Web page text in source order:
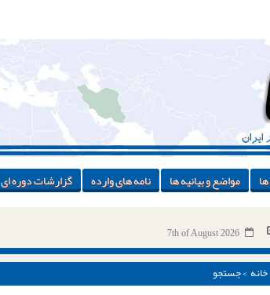
مواضع و بیانیه ها نامه های وارده گزارشات دوره ای
7th of August 2026
خانه > جستجو